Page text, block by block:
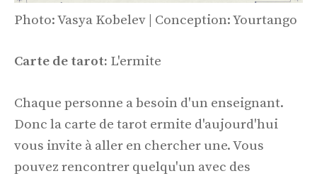
Photo: Vasya Kobelev | Conception: Yourtango
Carte de tarot: L'ermite
Chaque personne a besoin d'un enseignant.
Donc la carte de tarot ermite d'aujourd'hui
vous invite à aller en chercher une. Vous
pouvez rencontrer quelqu'un avec des